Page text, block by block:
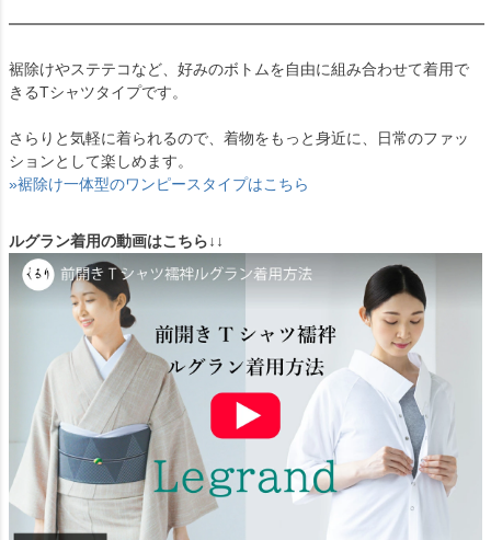
裾除けやステテコなど、好みのボトムを自由に組み合わせて着用で
きるTシャツタイプです。
さらりと気軽に着られるので、着物をもっと身近に、日常のファッ
ションとして楽しめます。
»裾除け一体型のワンピースタイプはこちら
ルグラン着用の動画はこちら↓↓